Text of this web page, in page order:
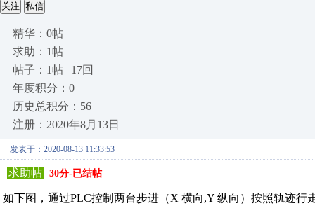
关注 私信
精华：0帖
求助：1帖
帖子：1帖 | 17回
年度积分：0
历史总积分：56
注册：2020年8月13日
发表于：2020-08-13 11:33:53
求助帖 30分-已结帖
如下图，通过PLC控制两台步进（X 横向,Y 纵向）按照轨迹